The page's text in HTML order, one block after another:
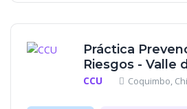
Práctica
Riesgos - Valle
CCU Coquimbo,